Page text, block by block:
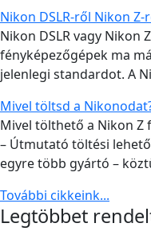
Nikon DSLR-ről Nikon
Nikon DSLR vagy Nikon
fényképezőgépek ma
jelenlegi standardot. A
Mivel töltsd a
Mivel tölthető a Nikon Z
– Útmutató töltési
egyre több gyártó –
További cikkeink...
Legtöbbet